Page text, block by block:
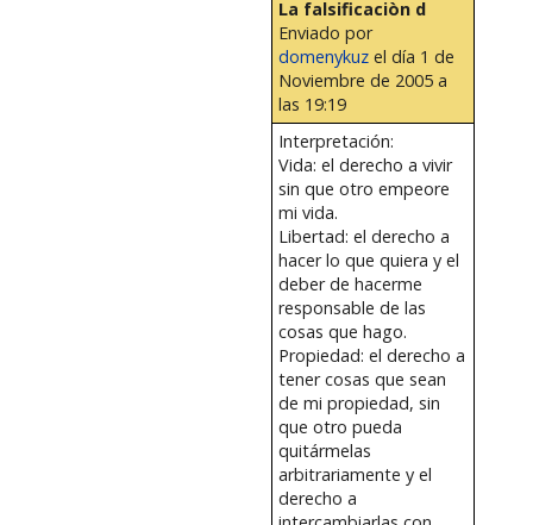
La falsificaciòn d
Enviado por
domenykuzel día 1 de
Noviembre de 2005 a
las 19:19
Interpretación:
Vida: el derecho a vivir
sin que otro empeore
mi vida.
Libertad: el derecho a
hacer lo que quiera y el
deber de hacerme
responsable de las
cosas que hago.
Propiedad: el derecho a
tener cosas que sean
de mi propiedad, sin
que otro pueda
quitármelas
arbitrariamente y el
derecho a